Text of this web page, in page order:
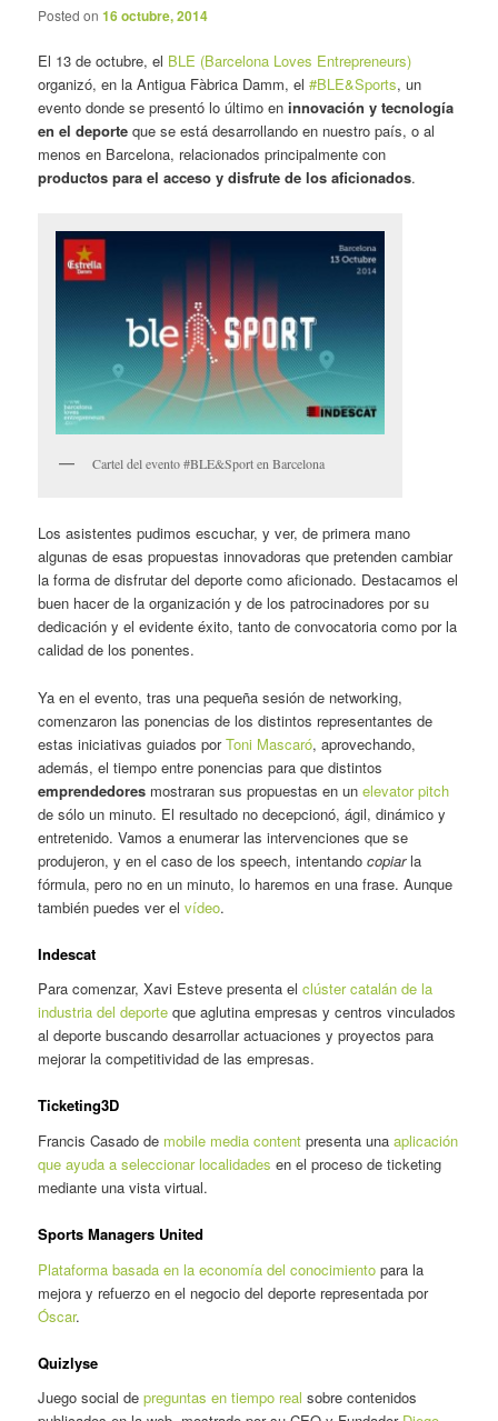
Posted on16 octubre, 2014
El 13 de octubre, el BLE (Barcelona Loves Entrepreneurs)
organizó, en la Antigua Fàbrica Damm, el#BLE&Sports, un
evento donde se presentó lo último eninnovación y tecnología
en el deporte que se está desarrollando en nuestro país, o al
menos en Barcelona, relacionados principalmente con
productos para el acceso y disfrute de los aficionados.
Cartel del evento #BLE&Sport en Barcelona
Los asistentes pudimos escuchar, y ver, de primera mano
algunas de esas propuestas innovadoras que pretenden cambiar
la forma de disfrutar del deporte como aficionado. Destacamos el
buen hacer de la organización y de los patrocinadores por su
dedicación y el evidente éxito, tanto de convocatoria como por la
calidad de los ponentes.
Ya en el evento, tras una pequeña sesión de networking,
comenzaron las ponencias de los distintos representantes de
estas iniciativas guiados porToni Mascaró, aprovechando,
además, el tiempo entre ponencias para que distintos
emprendedores mostraran sus propuestas en unelevator pitch
de sólo un minuto. El resultado no decepcionó, ágil, dinámico y
entretenido. Vamos a enumerar las intervenciones que se
produjeron, y en el caso de los speech, intentandocopiarla
fórmula, pero no en un minuto, lo haremos en una frase. Aunque
también puedes ver elvídeo.
Indescat
Para comenzar, Xavi Esteve presenta elclúster catalán de la
industria del deporte que aglutina empresas y centros vinculados
al deporte buscando desarrollar actuaciones y proyectos para
mejorar la competitividad de las empresas.
Ticketing3D
Francis Casado de mobile media content presenta unaaplicación
que ayuda a seleccionar localidades en el proceso de ticketing
mediante una vista virtual.
Sports Managers United
Plataforma basada en la economía del conocimiento para la
mejora y refuerzo en el negocio del deporte representada por
Óscar.
Quizlyse
Juego social depreguntas en tiempo real sobre contenidos